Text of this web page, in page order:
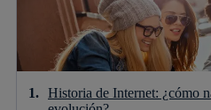
Historia de Internet: ¿cómo